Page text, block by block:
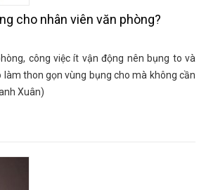
cho nhân viên văn phòng?
công việc ít vận động nên bụng to và
làm thon gọn vùng bụng cho mà không cần
Xuân)